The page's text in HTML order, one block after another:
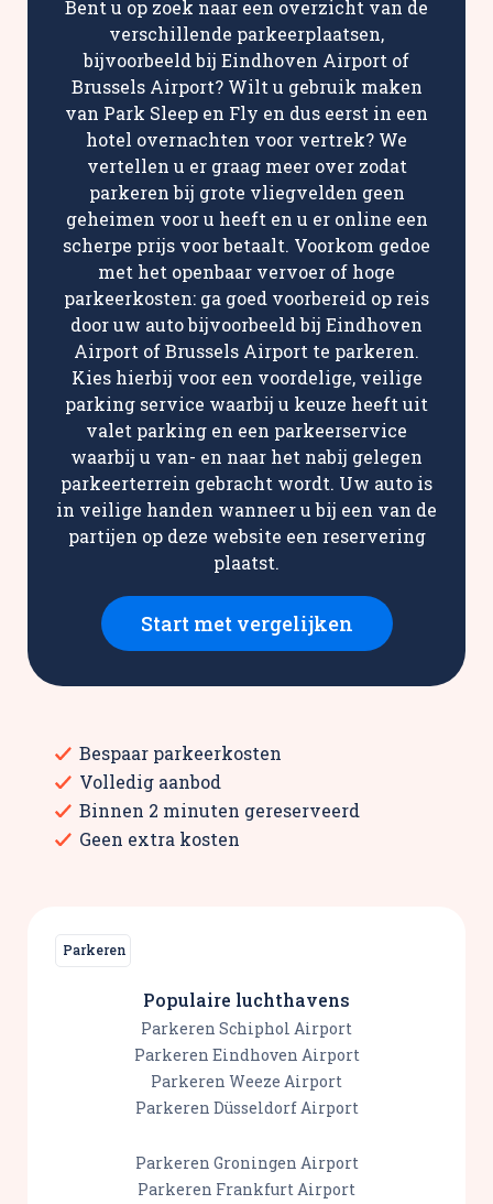
Bent u op zoek naar een overzicht van de
verschillende parkeerplaatsen,
bijvoorbeeld bij Eindhoven Airport of
Brussels Airport? Wilt u gebruik maken
van Park Sleep en Fly en dus eerst in een
hotel overnachten voor vertrek? We
vertellen u er graag meer over zodat
parkeren bij grote vliegvelden geen
geheimen voor u heeft en u er online een
scherpe prijs voor betaalt. Voorkom gedoe
met het openbaar vervoer of hoge
parkeerkosten: ga goed voorbereid op reis
door uw auto bijvoorbeeld bij Eindhoven
Airport of Brussels Airport te parkeren.
Kies hierbij voor een voordelige, veilige
parking service waarbij u keuze heeft uit
valet parking en een parkeerservice
waarbij u van- en naar het nabij gelegen
parkeerterrein gebracht wordt. Uw auto is
in veilige handen wanneer u bij een van de
partijen op deze website een reservering
plaatst.
Start met vergelijken
Bespaar parkeerkosten
Volledig aanbod
Binnen 2 minuten gereserveerd
Geen extra kosten
Parkeren
Populaire luchthavens
Parkeren Schiphol Airport
Parkeren Eindhoven Airport
Parkeren Weeze Airport
Parkeren Düsseldorf Airport
Parkeren Groningen Airport
Parkeren Frankfurt Airport